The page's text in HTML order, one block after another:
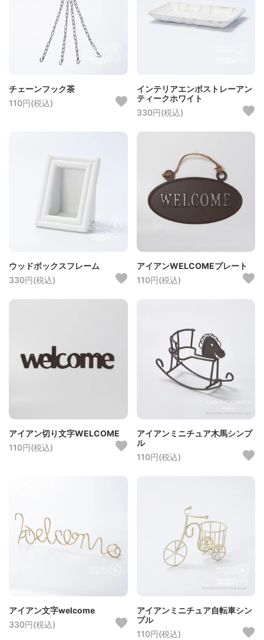
チェーンフック茶
110円(税込)
インテリアエンボストレーアン
ティークホワイト
330円(税込)
ウッドボックスフレーム
330円(税込)
アイアンWELCOMEプレート
110円(税込)
アイアン切り文字WELCOME
110円(税込)
アイアンミニチュア木馬シンプ
ル
110円(税込)
アイアン文字welcome
330円(税込)
アイアンミニチュア自転車シン
プル
110円(税込)